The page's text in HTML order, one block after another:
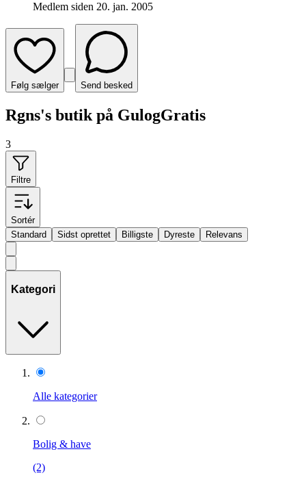
Medlem siden 20. jan. 2005
Følg sælger Send besked
Rgns's butik på GulogGratis
3
Filtre
Sortér
Standard
Sidst oprettet Billigste Dyreste Relevans
Kategori
Alle kategorier
Bolig & have
(2)